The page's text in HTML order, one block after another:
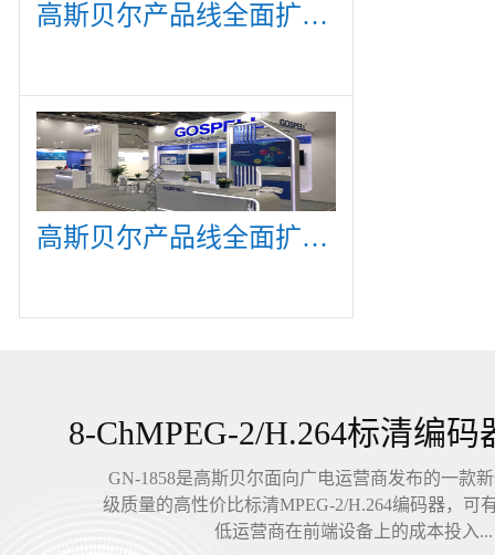
高斯贝尔产品线全面扩展，众多新产品亮相CommunicAsia 2019
高斯贝尔产品线全面扩展，众多新产品亮相CommunicAsia 2019
8-ChMPEG-2/H.264标清编码
GN-1858是高斯贝尔面向广电运营商发布的一款
级质量的高性价比标清MPEG-2/H.264编码器，可
低运营商在前端设备上的成本投入...